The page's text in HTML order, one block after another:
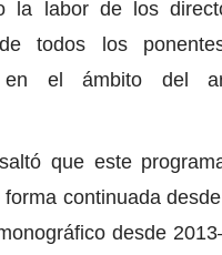
la labor de los
todos los
en el ámbito del
que este
forma continuada
desde